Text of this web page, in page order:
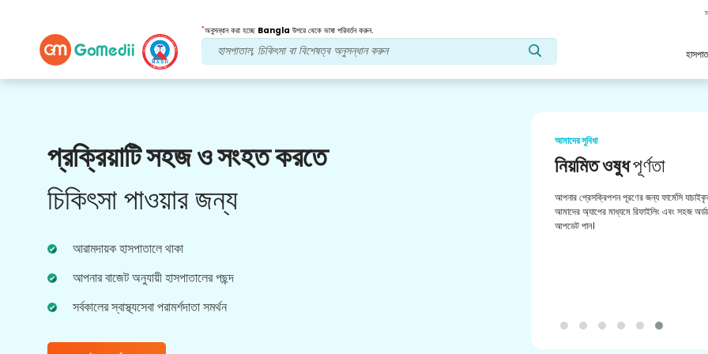
*অনুসন্ধান করা হচ্ছে Bangla উপরে থেকে ভাষা পরিবর্তন করুন.
প্রক্রিয়াটি সহজ ও সংহত করতে
চিকিৎসা পাওয়ার জন্য
আরামদায়ক হাসপাতালে থাকা
আপনার বাজেট অনুযায়ী হাসপাতালের পছন্দ
সর্বকালের স্বাস্থ্যসেবা পরামর্শদাতা সমর্থন
আমাদের সুবিধা
বহুভাষিক অ্যাপসমর্থন
আমাদের বহুভাষিক GoMedii অ্যাপটি ডাউনলোড করুন যা
আপনাকে আপনার চিকিত্সার যাত্রা আরও ভাল এবং নির্ভুলভাবে
আমাদের সুবিধা
নিয়মিত ওষুধপূর্ণতা
আপনার প্রেসক্রিপশন পূরণের জন্য ফার্মেসি
আমাদের অ্যাপের মাধ্যমে রিফাইলিং এবং সহজ
আপডেট পান।